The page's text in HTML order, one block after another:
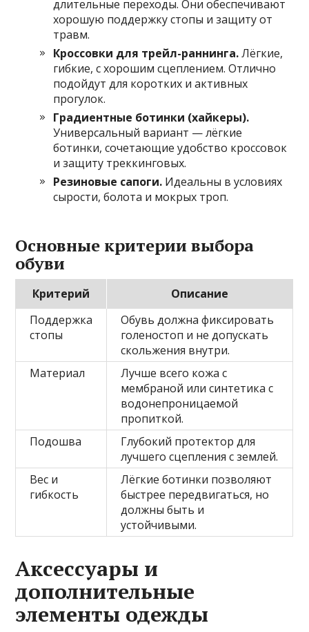
длительные переходы. Они обеспечивают
хорошую поддержку стопы и защиту от
травм.
Кроссовки для трейл-раннинга.Лёгкие,
гибкие, с хорошим сцеплением. Отлично
подойдут для коротких и активных
прогулок.
Градиентные ботинки (хайкеры).
Универсальный вариант — лёгкие
ботинки, сочетающие удобство кроссовок
и защиту треккинговых.
Резиновые сапоги. Идеальны в условиях
сырости, болота и мокрых троп.
Основные критерии выбора
обуви
Критерий
Описание
Поддержка
стопы
Обувь должна фиксировать
голеностоп и не допускать
скольжения внутри.
Материал
Лучше всего кожа с
мембраной или синтетика с
водонепроницаемой
пропиткой.
Подошва
Глубокий протектор для
лучшего сцепления с землей.
Вес и
гибкость
Лёгкие ботинки позволяют
быстрее передвигаться, но
должны быть и
устойчивыми.
Аксессуары и
дополнительные
элементы одежды